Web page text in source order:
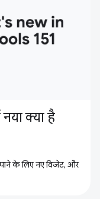
क्या है
के लिए नए विजेट, और